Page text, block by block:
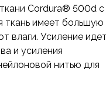
Cordura® 500d с
ткань имеет большую
влаги. Усиление
и усиления
нитью для